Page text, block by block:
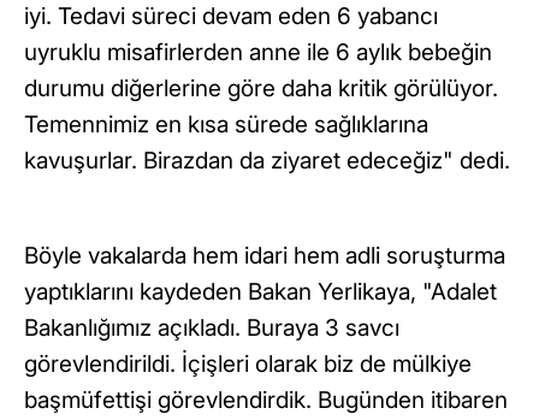
iyi. Tedavi süreci devam eden 6 yabancı
uyruklu misafirlerden anne ile 6 aylık bebeğin
durumu diğerlerine göre daha kritik görülüyor.
Temennimiz en kısa sürede sağlıklarına
kavuşurlar. Birazdan da ziyaret edeceğiz" dedi.
Böyle vakalarda hem idari hem adli soruşturma
yaptıklarını kaydeden Bakan Yerlikaya, "Adalet
Bakanlığımız açıkladı. Buraya 3 savcı
görevlendirildi. İçişleri olarak biz de mülkiye
başmüfettişi görevlendirdik. Bugünden itibaren